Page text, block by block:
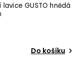
GUSTO hnědá
Do košíku